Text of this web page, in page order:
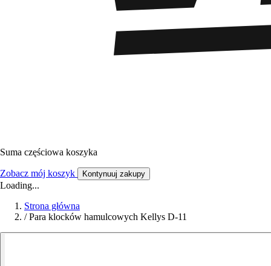
Suma częściowa koszyka
Zobacz mój koszyk Kontynuuj zakupy
Loading...
Strona główna
/ Para klocków hamulcowych Kellys D-11